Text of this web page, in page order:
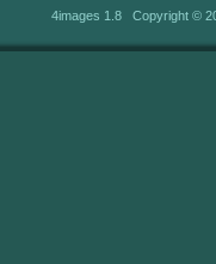
4images 1.8 Copyright ©